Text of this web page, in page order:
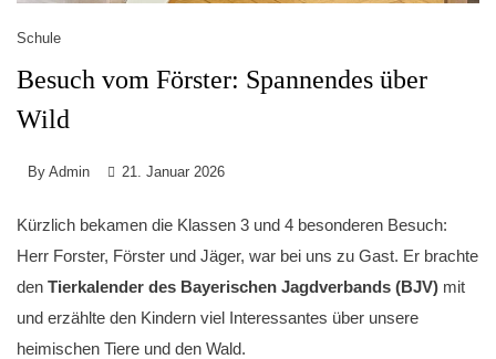
Schule
Besuch vom Förster: Spannendes über
Wild
By Admin 21. Januar 2026
Kürzlich bekamen die Klassen 3 und 4 besonderen Besuch:
Herr Forster, Förster und Jäger, war bei uns zu Gast. Er brachte
den Tierkalender des Bayerischen Jagdverbands (BJV) mit
und erzählte den Kindern viel Interessantes über unsere
heimischen Tiere und den Wald.